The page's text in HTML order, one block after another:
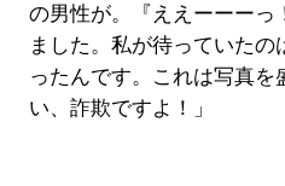
の男性が。『ええーーーっ
ました。私が待っていた
ったんです。これは写真を
い、詐欺ですよ！」